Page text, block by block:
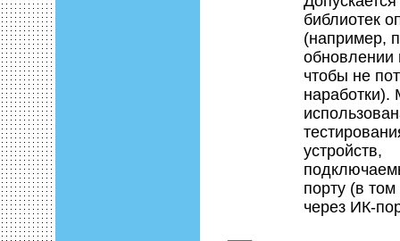
библиотек
(например,
обновлении
чтобы не
наработки).
устройств,
порту (в
через ИК-